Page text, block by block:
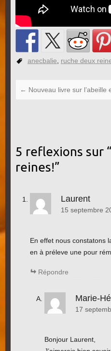
anecbalie ruche deux
← Nouveau livre sur l’abeille
5 reflexions sur “
reines!”
Laurent
15 septembre
En effet nous constatons
en à préleve une pour
Répondre
Marie-
17
Bonjour Laurent,